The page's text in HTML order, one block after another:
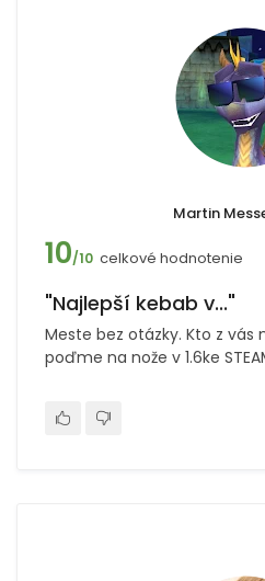
Martin
10/10 celkové hodnotenie
"Najlepší kebab v..."
Meste bez otázky. Kto z
poďme na nože v 1.6ke